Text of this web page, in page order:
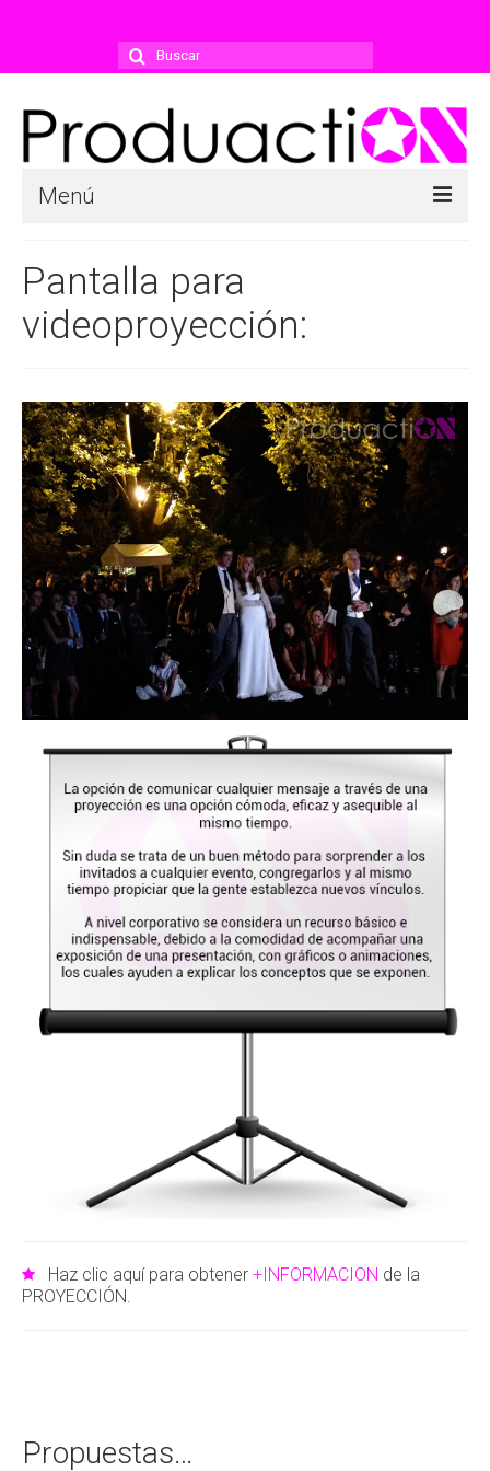
Buscar
por:
Menú
Historial
Prensa
Proveedores
Servicios
Escenas
BASE
PREMIUM
Actuaciones
Imagen
Photocall
Retroproyectada
Iluminacion
Guirnaldas
Interior
Jardín/Fachada
Entarimados
Dominó
Madera
Pantalla para
videoproyección:
Haz clic aquí para obtener +INFORMACION de la
PROYECCIÓN.
Propuestas…